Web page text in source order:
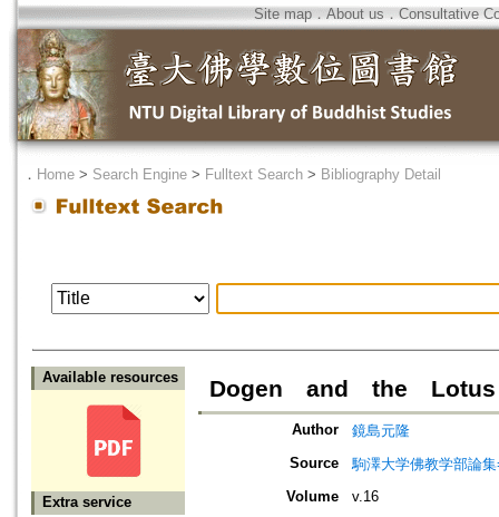
Site map．About us ． Consultative
． Home > Search Engine > Fulltext Search > Bibliography Detail
Available resources
Extra service
Dogen and the
Author
鏡島元隆
Source
駒澤大学佛教学部論
Volume
v.16